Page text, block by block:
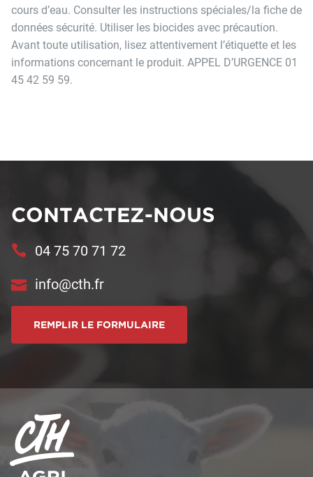
cours d’eau. Consulter les instructions spéciales/la fiche de
données sécurité. Utiliser les biocides avec précaution.
Avant toute utilisation, lisez attentivement l’étiquette et les
informations concernant le produit. APPEL D’URGENCE 01
45 42 59 59.
CONTACTEZ-NOUS
04 75 70 71 72
info@cth.fr
REMPLIR LE FORMULAIRE